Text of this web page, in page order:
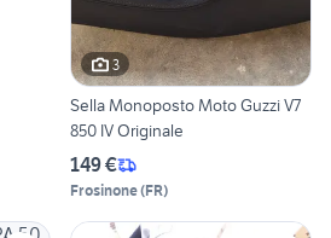
3
Sella Monoposto Moto Guzzi V7
850 IV Originale
149 €
Frosinone(FR)